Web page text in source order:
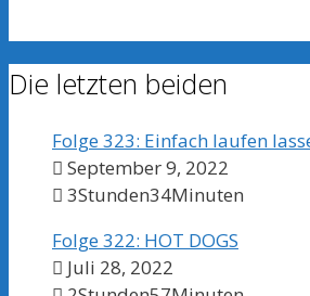
Die letzten beiden
Folge 323: Einfach laufen
September 9, 2022
3Stunden34Minuten
Folge 322: HOT DOGS
Juli 28, 2022